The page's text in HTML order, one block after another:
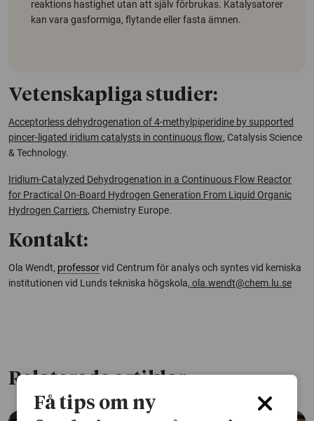
reaktions hastighet utan att själv förbrukas. Katalysatorer
kan vara gasformiga, flytande eller fasta ämnen.
Vetenskapliga studier:
Acceptorless dehydrogenation of 4-methylpiperidine by supported
pincer-ligated iridium catalysts in continuous flow, Catalysis Science
& Technology.
Iridium-Catalyzed Dehydrogenation in a Continuous Flow Reactor
for Practical On-Board Hydrogen Generation From Liquid Organic
Hydrogen Carriers, Chemistry Europe.
Kontakt:
Ola Wendt, professorvid Centrum för analys och syntes vid kemiska
institutionen vid Lunds tekniska högskola, ola.wendt@chem.lu.se
Relaterade artiklar
Få tips om ny